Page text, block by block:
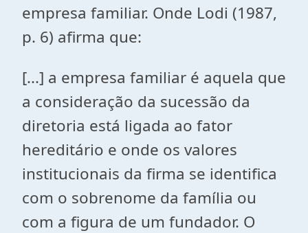
empresa familiar. Onde Lodi (1987,
p. 6) afirma que:
[...] a empresa familiar é aquela que
a consideração da sucessão da
diretoria está ligada ao fator
hereditário e onde os valores
institucionais da firma se identifica
com o sobrenome da família ou
com a figura de um fundador. O